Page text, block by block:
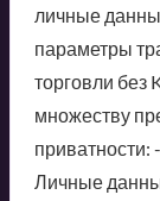
личные
параметры
торговли без
множеству
Личные